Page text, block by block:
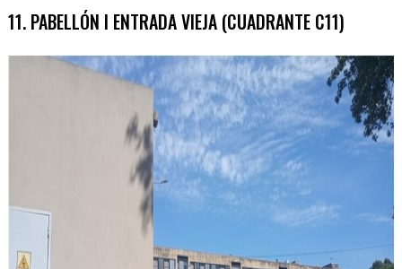
11. PABELLÓN I ENTRADA VIEJA (CUADRANTE C11)